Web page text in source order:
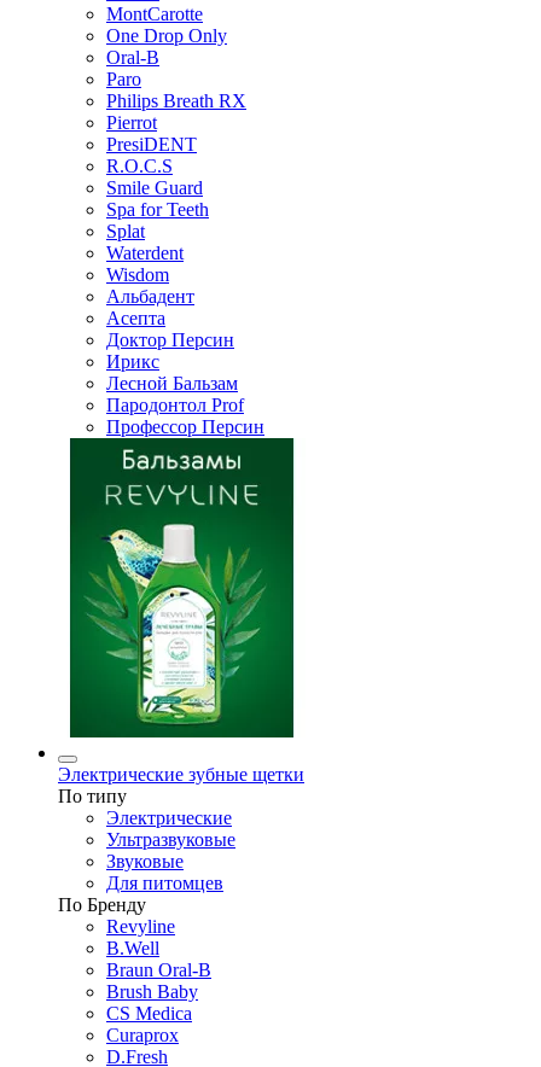
MontCarotte
One Drop Only
Oral-B
Paro
Philips Breath RX
Pierrot
PresiDENT
R.O.C.S
Smile Guard
Spa for Teeth
Splat
Waterdent
Wisdom
Альбадент
Асепта
Доктор Персин
Ирикс
Лесной Бальзам
Пародонтол Prof
Профессор Персин
Электрические зубные щетки
По типу
Электрические
Ультразвуковые
Звуковые
Для питомцев
По Бренду
Revyline
B.Well
Braun Oral-B
Brush Baby
CS Medica
Curaprox
D.Fresh